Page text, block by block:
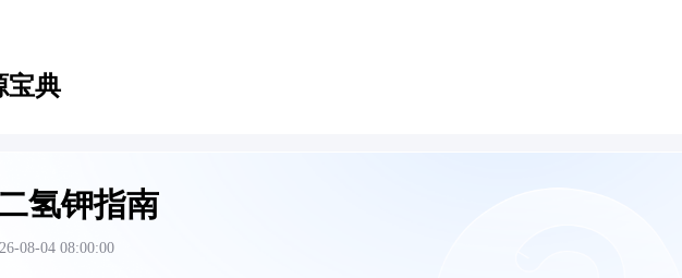
宝典
氢钾指南
08-04 08:00:00